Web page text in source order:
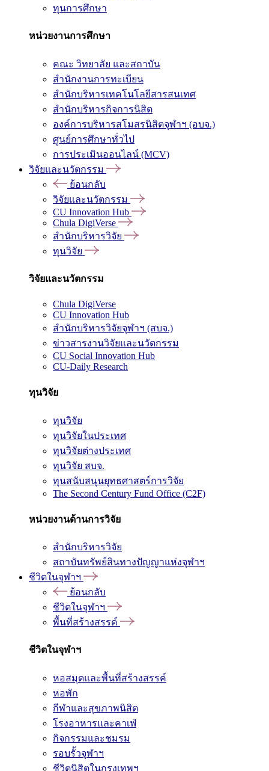
ทุนการศึกษา
หน่วยงานการศึกษา
คณะ วิทยาลัย และสถาบัน
สำนักงานการทะเบียน
สำนักบริหารเทคโนโลยีสารสนเทศ
สำนักบริหารกิจการนิสิต
องค์การบริหารสโมสรนิสิตจุฬาฯ (อบจ.)
ศูนย์การศึกษาทั่วไป
การประเมินออนไลน์ (MCV)
วิจัยและนวัตกรรม
ย้อนกลับ
วิจัยและนวัตกรรม
CU Innovation Hub
Chula DigiVerse
สำนักบริหารวิจัย
ทุนวิจัย
วิจัยและนวัตกรรม
Chula DigiVerse
CU Innovation Hub
สำนักบริหารวิจัยจุฬาฯ (สบจ.)
ข่าวสารงานวิจัยและนวัตกรรม
CU Social Innovation Hub
CU-Daily Research
ทุนวิจัย
ทุนวิจัย
ทุนวิจัยในประเทศ
ทุนวิจัยต่างประเทศ
ทุนวิจัย สบจ.
ทุนสนับสนุนยุทธศาสตร์การวิจัย
The Second Century Fund Office (C2F)
หน่วยงานด้านการวิจัย
สำนักบริหารวิจัย
สถาบันทรัพย์สินทางปัญญาแห่งจุฬาฯ
ชีวิตในจุฬาฯ
ย้อนกลับ
ชีวิตในจุฬาฯ
พื้นที่สร้างสรรค์
ชีวิตในจุฬาฯ
หอสมุดและพื้นที่สร้างสรรค์
หอพัก
กีฬาและสุขภาพนิสิต
โรงอาหารและคาเฟ่
กิจกรรมและชมรม
รอบรั้วจุฬาฯ
ชีวิตนิสิตในกรุงเทพฯ